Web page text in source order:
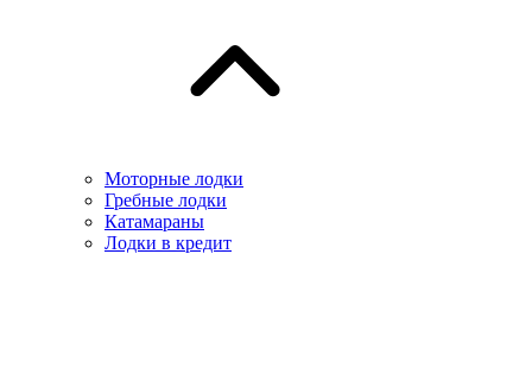
Моторные лодки
Гребные лодки
Катамараны
Лодки в кредит